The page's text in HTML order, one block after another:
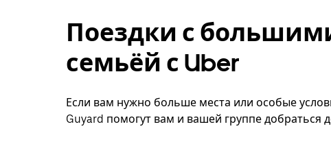
Поездки с
семьёй с Uber
Если вам нужно больше места или особые
Guyard помогут вам и вашей группе добраться